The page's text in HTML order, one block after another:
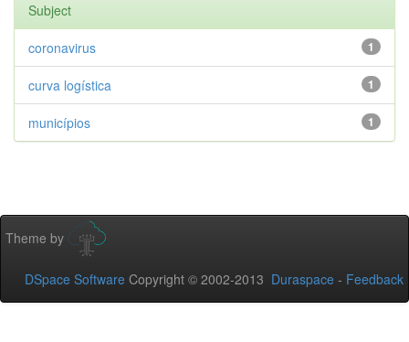
Subject
1
coronavirus
1
curva logística
1
municípios
Theme by
DSpace Software Copyright © 2002-2013 Duraspace - Feedback